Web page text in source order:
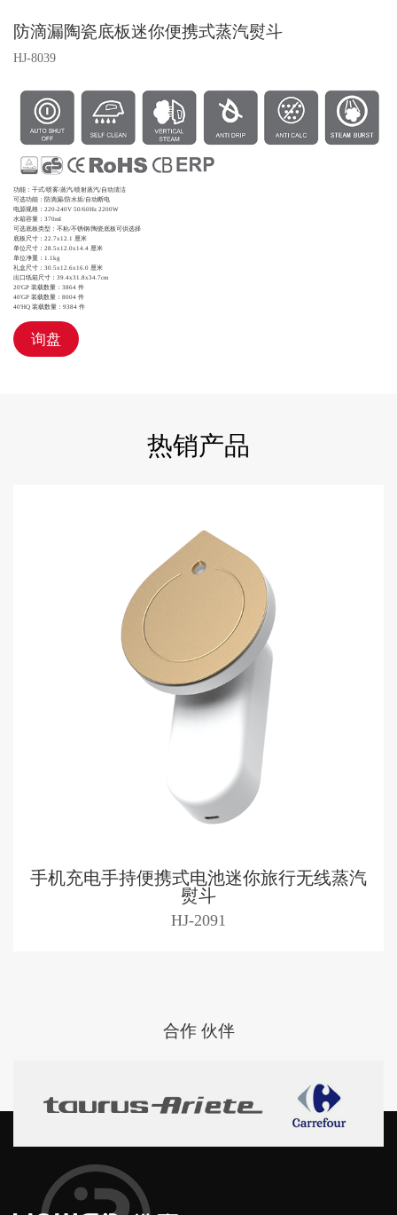
防滴漏陶瓷底板迷你便携式蒸汽熨斗
HJ-8039
功能：干式/喷雾/蒸汽/喷射蒸汽/自动清洁
可选功能：防滴漏/防水垢/自动断电
电源规格：220-240V 50/60Hz 2200W
水箱容量：370ml
可选底板类型：不粘/不锈钢/陶瓷底板可供选择
底板尺寸：22.7x12.1 厘米
单位尺寸：28.5x12.0x14.4 厘米
单位净重：1.1kg
礼盒尺寸：30.5x12.6x16.0 厘米
出口纸箱尺寸：39.4x31.8x34.7cm
20'GP 装载数量：3864 件
40'GP 装载数量：8004 件
40'HQ 装载数量：9384 件
询盘
热销产品
手机充电手持便携式电池迷你旅行无线蒸汽
熨斗
HJ-2091
合作伙伴